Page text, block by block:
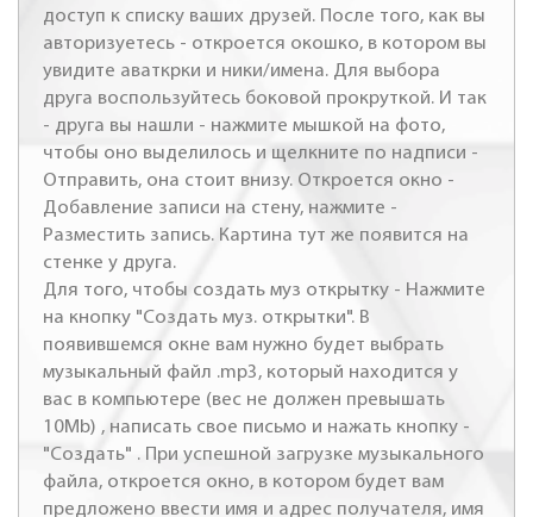
доступ к списку ваших друзей. После того, как вы
авторизуетесь - откроется окошко, в котором вы
увидите аваткрки и ники/имена. Для выбора
друга воспользуйтесь боковой прокруткой. И так
- друга вы нашли - нажмите мышкой на фото,
чтобы оно выделилось и щелкните по надписи -
Отправить, она стоит внизу. Откроется окно -
Добавление записи на стену, нажмите -
Разместить запись. Картина тут же появится на
стенке у друга.
Для того, чтобы создать муз открытку - Нажмите
на кнопку "Создать муз. открытки". В
появившемся окне вам нужно будет выбрать
музыкальный файл .mp3, который находится у
вас в компьютере (вес не должен превышать
10Mb) , написать свое письмо и нажать кнопку -
"Создать" . При успешной загрузке музыкального
файла, откроется окно, в котором будет вам
предложено ввести имя и адрес получателя, имя